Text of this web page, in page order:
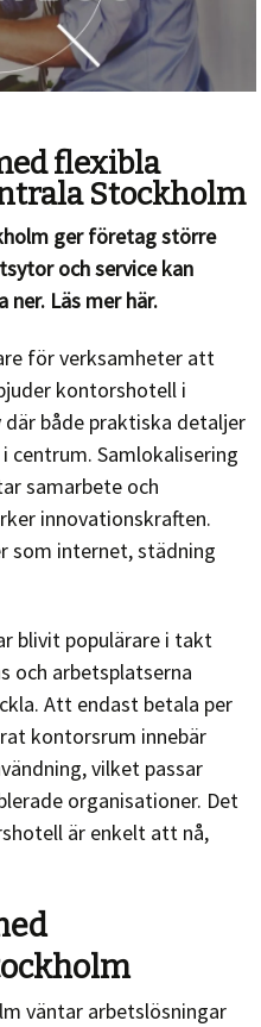
flexibla
Stockholm
ger företag större
och service kan
ner. Läs mer här.
för verksamheter att
kontorshotell i
både praktiska detaljer
centrum. Samlokalisering
samarbete och
innovationskraften.
som internet, städning
blivit populärare i takt
och arbetsplatserna
Att endast betala per
kontorsrum innebär
vilket passar
organisationer. Det
är enkelt att nå,
väntar arbetslösningar